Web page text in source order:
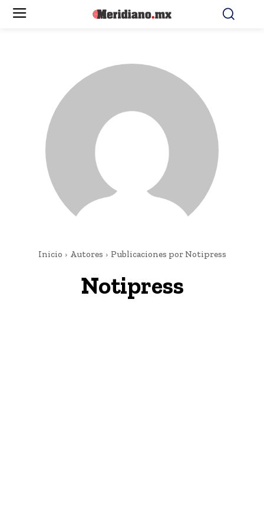
Inicio Autores Publicaciones por Notipress
Notipress